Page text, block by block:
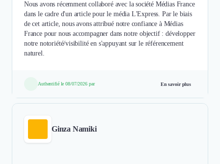
Nous avons récemment collaboré avec la société Médias France
dans le cadre d'un article pour le média L'Express. Par le biais
de cet article, nous avons attribué notre confiance à Médias
France pour nous accompagner dans notre objectif : développer
notre notoriété/visibilité en s'appuyant sur le référencement
naturel.
Authentifié le 08/07/2026 par En savoir plus
Ginza Namiki